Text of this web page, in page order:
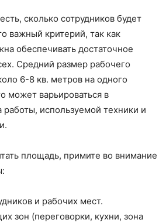
сколько сотрудников будет
важный критерий, так как
обеспечивать достаточное
Средний размер рабочего
6-8 кв. метров на одного
может варьироваться в
работы, используемой техники и
площадь, примите во внимание
и рабочих мест.
зон (переговорки, кухни, зона